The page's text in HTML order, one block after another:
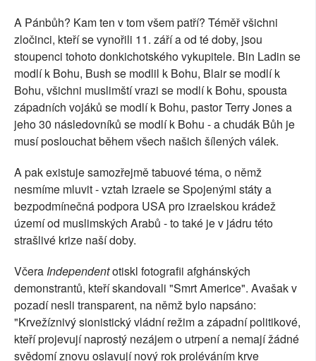
A Pánbůh? Kam ten v tom všem patří? Téměř všichni
zločinci, kteří se vynořili 11. září a od té doby, jsou
stoupenci tohoto donkichotského vykupitele. Bin Ladin se
modlí k Bohu, Bush se modlil k Bohu, Blair se modlí k
Bohu, všichni muslimští vrazi se modlí k Bohu, spousta
západních vojáků se modlí k Bohu, pastor Terry Jones a
jeho 30 následovníků se modlí k Bohu - a chudák Bůh je
musí poslouchat během všech našich šílených válek.
A pak existuje samozřejmě tabuové téma, o němž
nesmíme mluvit - vztah Izraele se Spojenými státy a
bezpodmínečná podpora USA pro izraelskou krádež
území od muslimských Arabů - to také je v jádru této
strašlivé krize naší doby.
Včera Independentotiskl fotografii afghánských
demonstrantů, kteří skandovali "Smrt Americe". Avašak v
pozadí nesli transparent, na němž bylo napsáno:
"Krvežíznivý sionistický vládní režim a západní politikové,
kteří projevují naprostý nezájem o utrpení a nemají žádné
svědomí znovu oslavují nový rok proléváním krve